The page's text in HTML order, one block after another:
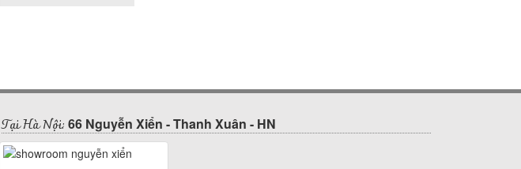
Tại Hà Nội: 66 Nguyễn Xiển - Thanh Xuân - HN